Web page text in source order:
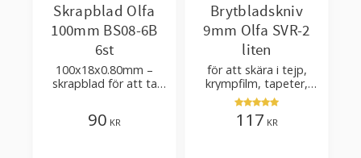
Skrapblad Olfa
100mm BS08-6B
6st
100x18x0.80mm –
skrapblad för att ta
600
90 KR
Brytbladskniv
9mm Olfa SVR-2
liten
för att skära i tejp,
krympfilm, tapeter,
film, kartong, skum –
med knivblad 58°
117 KR